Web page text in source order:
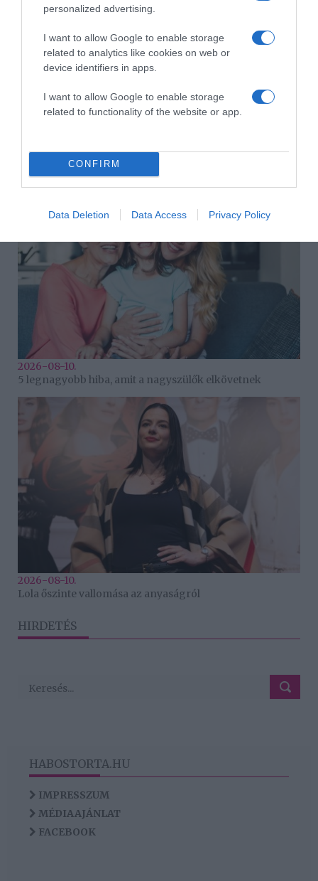
personalized advertising.
I want to allow Google to enable storage
related to analytics like cookies on web or
device identifiers in apps.
I want to allow Google to enable storage
related to functionality of the website or app.
CONFIRM
Data Deletion Data Access Privacy Policy
2026-08-10.
Így készíts bélbarát, szuperlaktató reggelit
2026-08-10.
5 legnagyobb hiba, amit a nagyszülők elkövetnek
2026-08-10.
Lola őszinte vallomása az anyaságról
HIRDETÉS
HABOSTORTA.HU
IMPRESSZUM
MÉDIAAJÁNLAT
FACEBOOK